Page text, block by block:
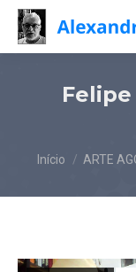
Você está aqui:
Início ARTE